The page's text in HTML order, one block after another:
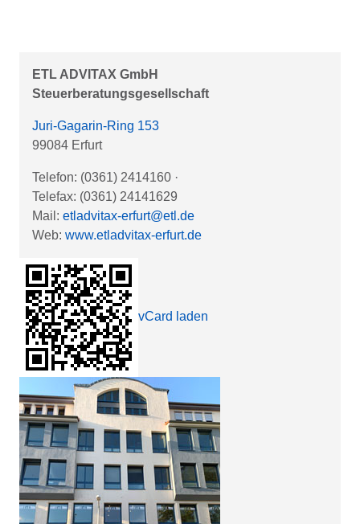
ETL ADVITAX GmbH
Steuerberatungsgesellschaft
Juri-Gagarin-Ring 153
99084 Erfurt
Telefon: (0361) 2414160 ·
Telefax: (0361) 24141629
Mail: etladvitax-erfurt@etl.de
Web: www.etladvitax-erfurt.de
vCard laden